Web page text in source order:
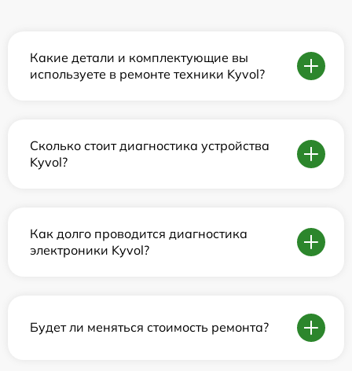
Какие детали и комплектующие вы
используете в ремонте техники Kyvol?
Сколько стоит диагностика устройства
Kyvol?
Как долго проводится диагностика
электроники Kyvol?
Будет ли меняться стоимость ремонта?